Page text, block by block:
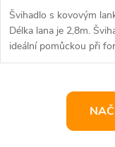
Švihadlo s kovovým
Délka lana je 2,8m.
ideální pomůckou při
postavy a kondičním...